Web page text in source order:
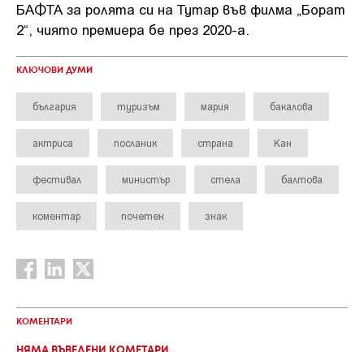
БАФТА за ролята си на Тутар във филма „Борат
2“, чиято премиера бе през 2020-а.
КЛЮЧОВИ ДУМИ
българия туризъм мария бакалова
актриса посланик страна Кан
фестивал министър стела балтова
коментар почетен знак
КОМЕНТАРИ